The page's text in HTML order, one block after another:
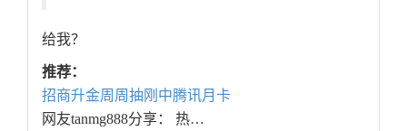
给我？
推荐：
招商升金周周抽刚中腾讯月卡
网友tanmg888分享： 热…